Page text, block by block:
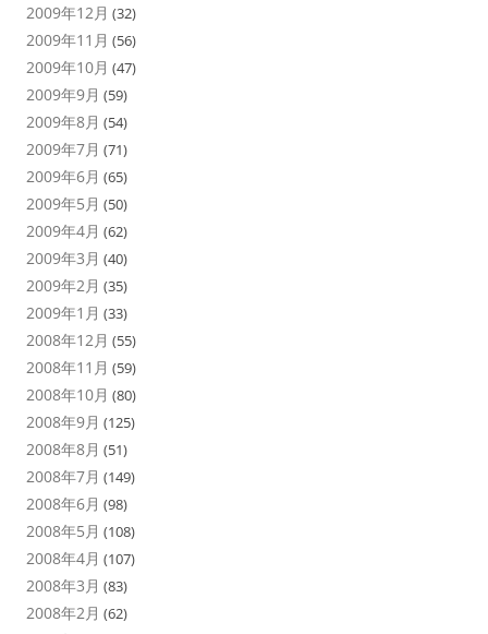
2009年12月 (32)
2009年11月 (56)
2009年10月 (47)
2009年9月 (59)
2009年8月 (54)
2009年7月 (71)
2009年6月 (65)
2009年5月 (50)
2009年4月 (62)
2009年3月 (40)
2009年2月 (35)
2009年1月 (33)
2008年12月 (55)
2008年11月 (59)
2008年10月 (80)
2008年9月 (125)
2008年8月 (51)
2008年7月 (149)
2008年6月 (98)
2008年5月 (108)
2008年4月 (107)
2008年3月 (83)
2008年2月 (62)